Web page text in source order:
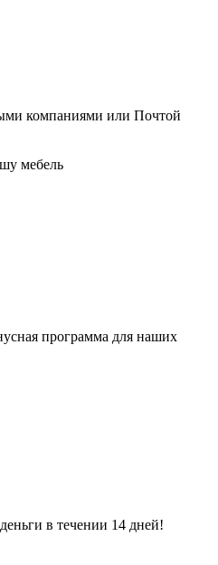
компаниями или Почтой
мебель
программа для наших
в течении 14 дней!